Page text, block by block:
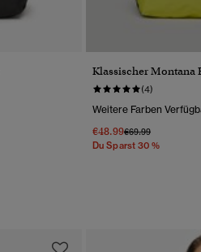
Klassischer Montana
(4)
Weitere Farben
€48.99Preis Wurde
€69.99Bis
Du Sparst 30 %